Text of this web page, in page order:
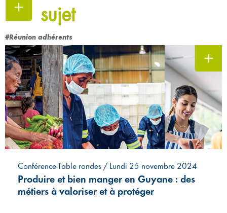
sujet
#Réunion adhérents
Conférence-Table rondes / Lundi 25 novembre 2024
Produire et bien manger en Guyane : des
métiers à valoriser et à protéger